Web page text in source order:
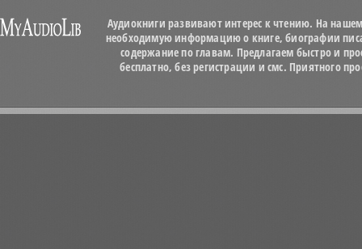
Аудиокниги развивают интерес к чтению. На
необходимую информацию о книге, биографии
содержание по главам. Предлагаем быстро и
бесплатно, без регистрации и смс. Приятного